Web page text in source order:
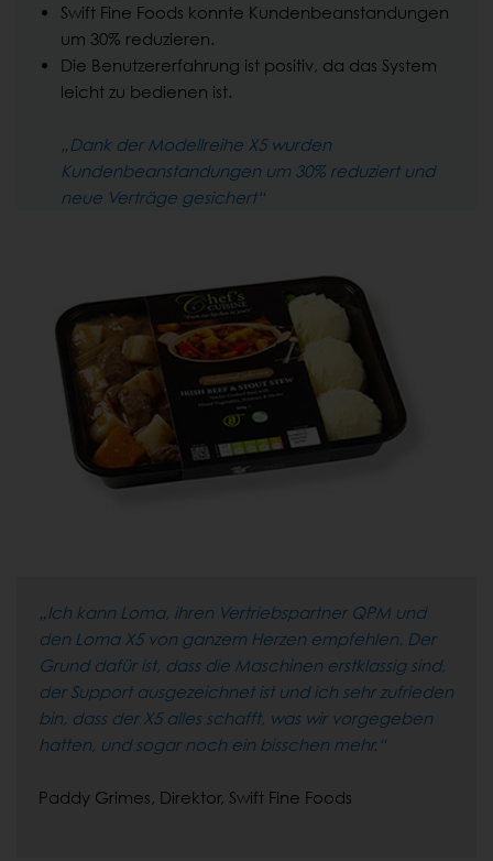
Swift Fine Foods konnte Kundenbeanstandungen
um 30% reduzieren.
Die Benutzererfahrung ist positiv, da das System
leicht zu bedienen ist.
„Dank der Modellreihe X5 wurden
Kundenbeanstandungen um 30% reduziert und
neue Verträge gesichert“
„Ich kann Loma, ihren Vertriebspartner QPM und
den Loma X5 von ganzem Herzen empfehlen. Der
Grund dafür ist, dass die Maschinen erstklassig sind,
der Support ausgezeichnet ist und ich sehr zufrieden
bin, dass der X5 alles schafft, was wir vorgegeben
hatten, und sogar noch ein bisschen mehr.“
Paddy Grimes, Direktor, Swift Fine Foods